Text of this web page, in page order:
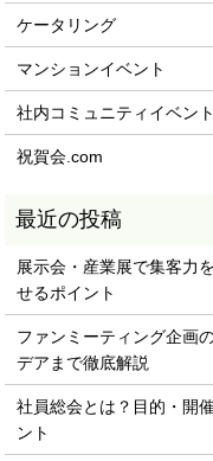
ケータリング
マンションイベント
社内コミュニティイベント
祝賀会.com
展示会・産業展で集客力
せるポイント
ファンミーティング企画
デアまで徹底解説
社員総会とは？目的・開
ント